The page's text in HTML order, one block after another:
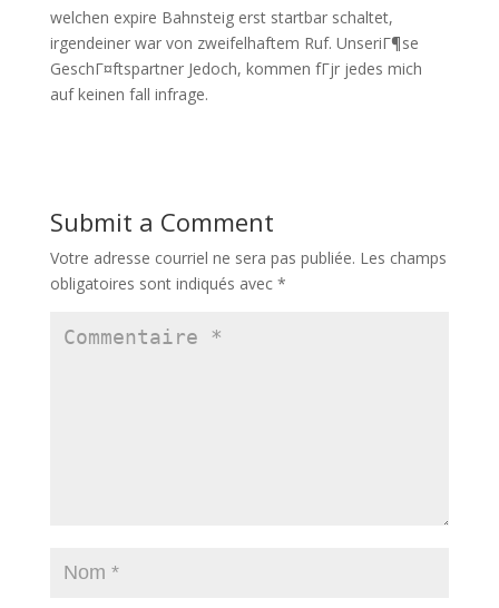
welchen expire Bahnsteig erst startbar schaltet,
irgendeiner war von zweifelhaftem Ruf. UnseriГ¶se
GeschГ¤ftspartner Jedoch, kommen fГјr jedes mich
auf keinen fall infrage.
Submit a Comment
Votre adresse courriel ne sera pas publiée. Les champs
obligatoires sont indiqués avec *